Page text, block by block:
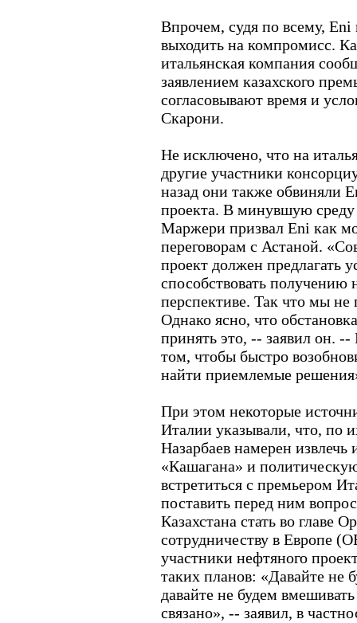
Впрочем, судя по всему, Eni
выходить на компромисс.
итальянская компания
заявлением казахского
согласовывают время и
Скарони.
Не исключено, что на
другие участники
назад они также обвиняли
проекта. В минувшую среду
Маржери призвал Eni как
переговорам с Астаной.
проект должен предлагать
способствовать
перспективе. Так что мы
Однако ясно, что
принять это, -- заявил он.
том, чтобы быстро
найти приемлемые
При этом некоторые
Италии указывали, что, по
Назарбаев намерен извлечь
«Кашагана» и
встретиться с премьером
поставить перед ним
Казахстана стать во главе
сотрудничеству в Европе
участники нефтяного
таких планов: «Давайте не
давайте не будем
связано», -- заявил, в